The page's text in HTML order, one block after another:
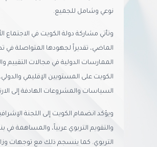
نوعي وشامل للجميع.
وتأتي مشاركة دولة الكويت في الاجتماع
الماضي، تقديراً لجهودها المتواصلة
الممارسات الدولية في مجالات التقييم
الكويت على المستويين الإقليمي
السياسات والمشروعات الهادفة إلى
ويؤكد انضمام الكويت إلى اللجنة
والتقويم التربوي عربياً، والمساهمة في
التربوي. كما ينسجم ذلك مع توجهات وزارة